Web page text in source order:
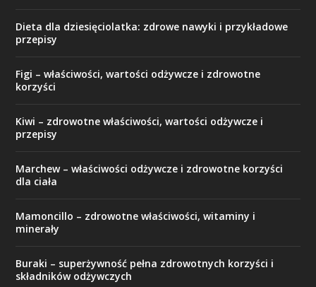
Dieta dla dziesięciolatka: zdrowe nawyki i przykładowe
przepisy
Figi – właściwości, wartości odżywcze i zdrowotne
korzyści
Kiwi – zdrowotne właściwości, wartości odżywcze i
przepisy
Marchew – właściwości odżywcze i zdrowotne korzyści
dla ciała
Mamoncillo – zdrowotne właściwości, witaminy i
minerały
Buraki – superżywność pełna zdrowotnych korzyści i
składników odżywczych